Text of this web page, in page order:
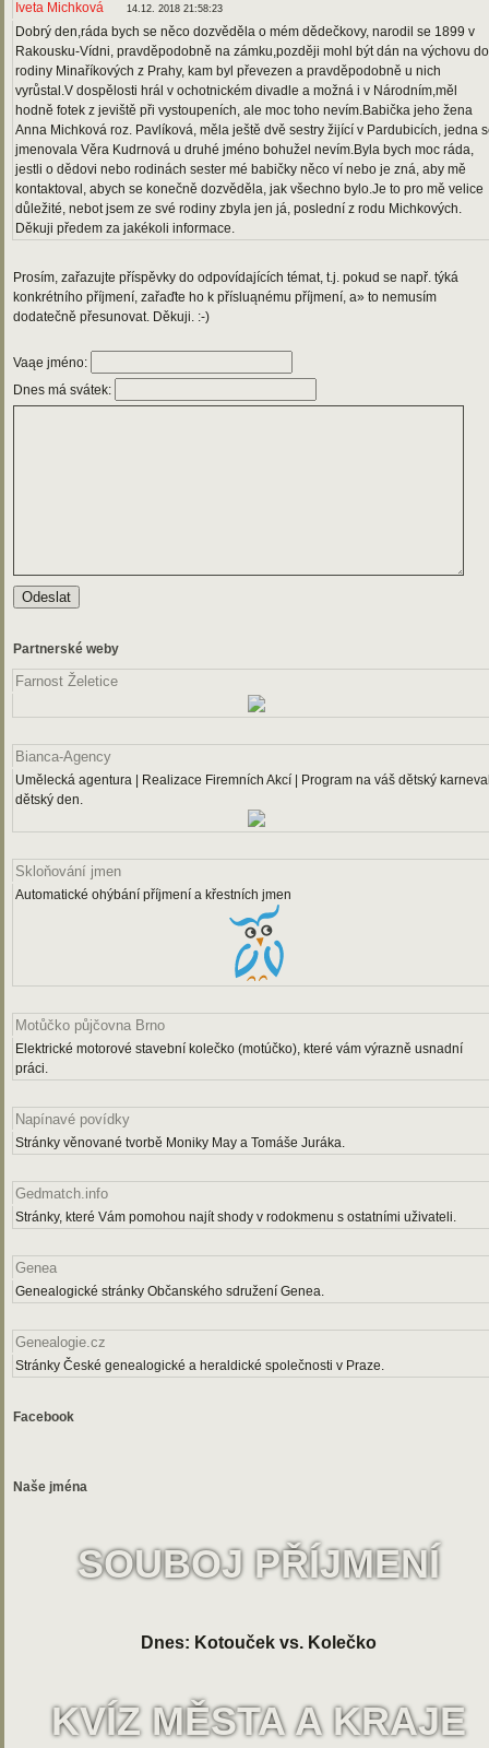
Iveta Michková 14.12. 2018 21:58:23
Dobrý den,ráda bych se něco dozvěděla o mém dědečkovy, narodil se 1899 v
Rakousku-Vídni, pravděpodobně na zámku,později mohl být dán na výchovu do
rodiny Minaříkových z Prahy, kam byl převezen a pravděpodobně u nich
vyrůstal.V dospělosti hrál v ochotnickém divadle a možná i v Národním,měl
hodně fotek z jeviště při vystoupeních, ale moc toho nevím.Babička jeho žena
Anna Michková roz. Pavlíková, měla ještě dvě sestry žijící v Pardubicích, jedna
jmenovala Věra Kudrnová u druhé jméno bohužel nevím.Byla bych moc ráda,
jestli o dědovi nebo rodinách sester mé babičky něco ví nebo je zná, aby mě
kontaktoval, abych se konečně dozvěděla, jak všechno bylo.Je to pro mě velice
důležité, nebot jsem ze své rodiny zbyla jen já, poslední z rodu Michkových.
Děkuji předem za jakékoli informace.
Prosím, zařazujte příspěvky do odpovídajících témat, t.j. pokud se např. týká
konkrétního příjmení, zařaďte ho k přísluąnému příjmení, a» to nemusím
dodatečně přesunovat. Děkuji. :-)
Vaąe jméno:
Dnes má svátek:
Partnerské weby
Farnost Želetice
Bianca-Agency
Umělecká agentura | Realizace Firemních Akcí | Program na váš dětský
dětský den.
Skloňování jmen
Automatické ohýbání příjmení a křestních jmen
Motůčko půjčovna Brno
Elektrické motorové stavební kolečko (motúčko), které vám výrazně usnadní
práci.
Napínavé povídky
Stránky věnované tvorbě Moniky May a Tomáše Juráka.
Gedmatch.info
Stránky, které Vám pomohou najít shody v rodokmenu s ostatními uživateli.
Genea
Genealogické stránky Občanského sdružení Genea.
Genealogie.cz
Stránky České genealogické a heraldické společnosti v Praze.
Facebook
Naše jména
SOUBOJ PŘÍJMENÍ
Dnes: Kotouček vs. Kolečko
KVÍZ MĚSTA A KRAJE